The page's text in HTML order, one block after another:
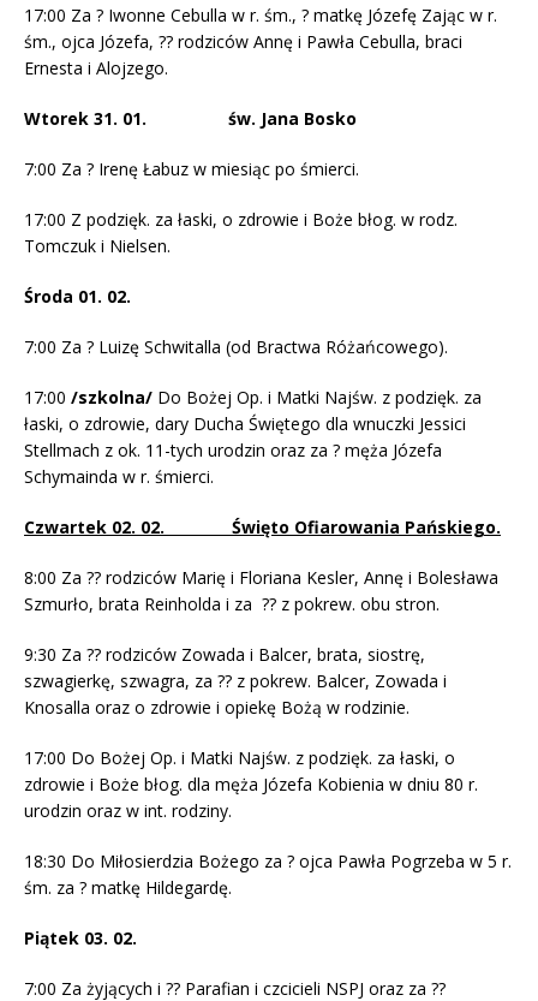
17:00 Za ? Iwonne Cebulla w r. śm., ? matkę Józefę Zając w r.
śm., ojca Józefa, ?? rodziców Annę i Pawła Cebulla, braci
Ernesta i Alojzego.
Wtorek 31. 01. św. Jana Bosko
7:00 Za ? Irenę Łabuz w miesiąc po śmierci.
17:00 Z podzięk. za łaski, o zdrowie i Boże błog. w rodz.
Tomczuk i Nielsen.
Środa 01. 02.
7:00 Za ? Luizę Schwitalla (od Bractwa Różańcowego).
17:00 /szkolna/ Do Bożej Op. i Matki Najśw. z podzięk. za
łaski, o zdrowie, dary Ducha Świętego dla wnuczki Jessici
Stellmach z ok. 11-tych urodzin oraz za ? męża Józefa
Schymainda w r. śmierci.
Czwartek 02. 02. Święto Ofiarowania Pańskiego.
8:00 Za ?? rodziców Marię i Floriana Kesler, Annę i Bolesława
Szmurło, brata Reinholda i za ?? z pokrew. obu stron.
9:30 Za ?? rodziców Zowada i Balcer, brata, siostrę,
szwagierkę, szwagra, za ?? z pokrew. Balcer, Zowada i
Knosalla oraz o zdrowie i opiekę Bożą w rodzinie.
17:00 Do Bożej Op. i Matki Najśw. z podzięk. za łaski, o
zdrowie i Boże błog. dla męża Józefa Kobienia w dniu 80 r.
urodzin oraz w int. rodziny.
18:30 Do Miłosierdzia Bożego za ? ojca Pawła Pogrzeba w 5 r.
śm. za ? matkę Hildegardę.
Piątek 03. 02.
7:00 Za żyjących i ?? Parafian i czcicieli NSPJ oraz za ??